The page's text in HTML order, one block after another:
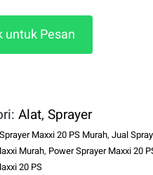
untuk Pesan
Alat, Sprayer
Maxxi 20 PS Murah, Jual
Murah, Power Sprayer Maxxi 20
20 PS